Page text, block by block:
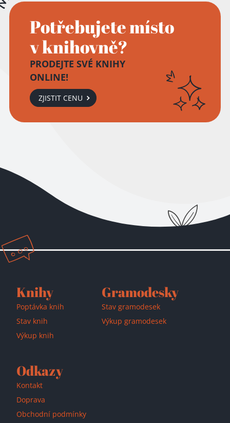
Potřebujete místo
v knihovně?
PRODEJTE SVÉ KNIHY
ONLINE!
ZJISTIT CENU
Přidáno do košíku!
Knihy
Poptávka knih
Stav knih
Výkup knih
Gramodesky
Stav gramodesek
Výkup gramodesek
Odkazy
Kontakt
Doprava
Obchodní podmínky